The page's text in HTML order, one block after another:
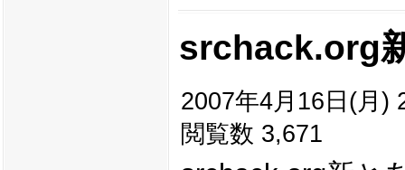
srchack.org
2007年4月16日(月)
閲覧数 3,671